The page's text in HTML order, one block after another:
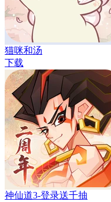
猫咪和汤
下载
神仙道3-登录送千抽